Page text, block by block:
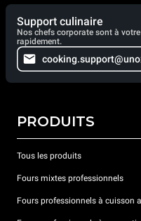
Support culinaire
Nos chefs corporate sont à
rapidement.
PRODUITS
Tous les produits
Fours mixtes professionnels
Fours professionnels à cuisson